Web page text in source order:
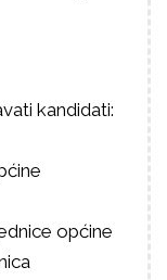
kandidati:
općine